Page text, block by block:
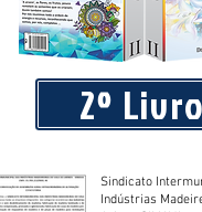
2º
Sindicato
Indústrias